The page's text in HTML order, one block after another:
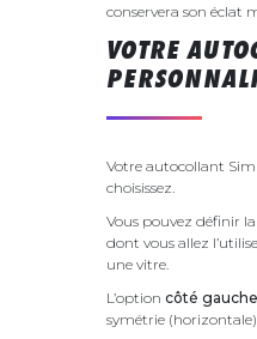
conservera son éclat
VOTRE
Votre autocollant
choisissez.
Vous pouvez définir
dont vous allez
une vitre.
L’option côté
symétrie